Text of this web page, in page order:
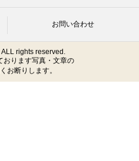
お問い合わせ
rights reserved.
おります写真・文章の
お断りします。